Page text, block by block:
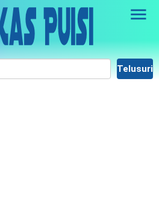
to main content